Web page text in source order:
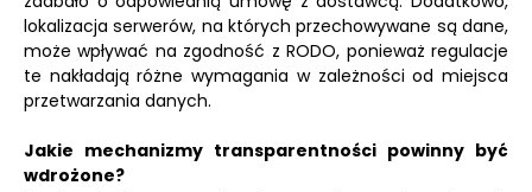
lokalizacja serwerów, na których przechowywane są dane,
może wpływać na zgodność z RODO, ponieważ regulacje
te nakładają różne wymagania w zależności od miejsca
przetwarzania danych.
Jakie mechanizmy transparentności powinny być
wdrożone?